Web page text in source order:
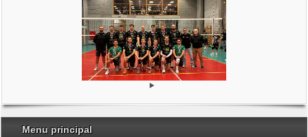
Documents
Menu principal